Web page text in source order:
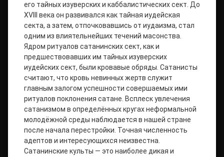
его тайных изуверских и каббалистических сект. До
XVIII века он развивался как тайная иудейская
секта, а затем, отпочковавшись от иудаизма, стал
одним из влиятельнейших течений масонства.
Ядром ритуалов сатанинских сект, как и
предшествовавших им тайных изуверских
иудейских сект, были кровавые обряды. Сатанисты
считают, что кровь невинных жертв служит
главным залогом успешности совершаемых ими
ритуалов поклонения сатане. Всплеск увлечения
сатанизмом в определённых кругах неформальной
молодёжной среды наблюдается в нашей стране
после начала перестройки. Точная численность
адептов и интересующихся неизвестна.
Сатанинские культы — это наиболее дикая и